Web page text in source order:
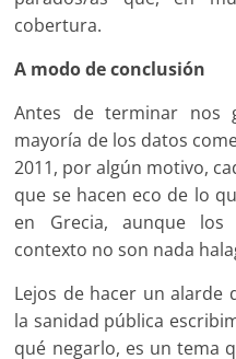
cobertura.
A modo de conclusión
Antes de terminar nos
mayoría de los datos
2011, por algún motivo,
que se hacen eco de lo
en Grecia, aunque los
contexto no son nada
Lejos de hacer un alarde
la sanidad pública
qué negarlo, es un tema